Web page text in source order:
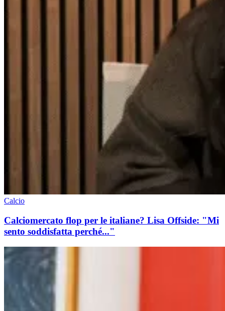
Calcio
Calciomercato flop per le italiane? Lisa Offside: "Mi
sento soddisfatta perché..."